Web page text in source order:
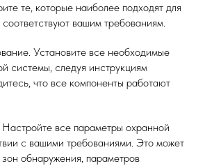
те, которые наиболее подходят для
вашим требованиям.
Установите все необходимые
системы, следуя инструкциям
что все компоненты работают
все параметры охранной
с вашими требованиями. Это может
обнаружения, параметров